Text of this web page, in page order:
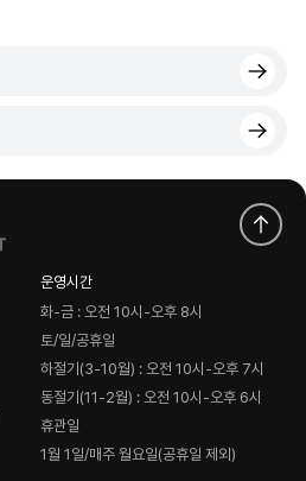
운영시간
화-금 : 오전 10시-오후 8시
토/일/공휴일
하절기(3-10월) : 오전 10시-오후 7시
동절기(11-2월) : 오전 10시-오후 6시
휴관일
1월 1일/매주 월요일(공휴일 제외)